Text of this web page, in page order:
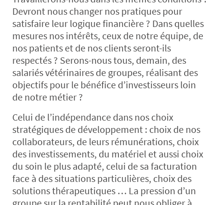
Devront nous changer nos pratiques pour
satisfaire leur logique financière ? Dans quelles
mesures nos intérêts, ceux de notre équipe, de
nos patients et de nos clients seront-ils
respectés ? Serons-nous tous, demain, des
salariés vétérinaires de groupes, réalisant des
objectifs pour le bénéfice d’investisseurs loin
de notre métier ?
Celui de l’indépendance dans nos choix
stratégiques de développement : choix de nos
collaborateurs, de leurs rémunérations, choix
des investissements, du matériel et aussi choix
du soin le plus adapté, celui de sa facturation
face à des situations particulières, choix des
solutions thérapeutiques … La pression d’un